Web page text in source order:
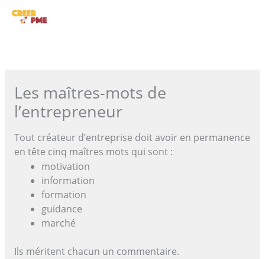
Les maîtres-mots de
l’entrepreneur
Tout créateur d’entreprise doit avoir en permanence
en tête cinq maîtres mots qui sont :
motivation
information
formation
guidance
marché
Ils méritent chacun un commentaire.